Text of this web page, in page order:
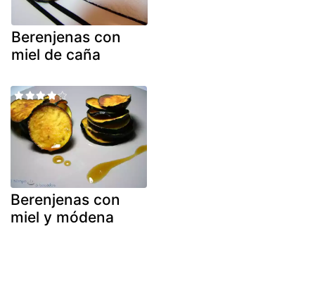
Berenjenas con
miel de caña
Berenjenas con
miel y módena